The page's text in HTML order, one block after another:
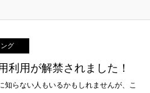
グ
利用が解禁されました！
知らない人もいるかもしれませんが、こ